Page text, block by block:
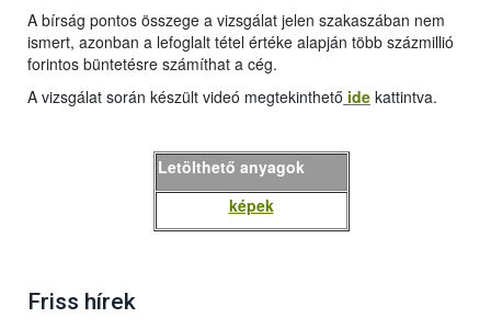
A bírság pontos összege a vizsgálat jelen szakaszában nem
ismert, azonban a lefoglalt tétel értéke alapján több százmillió
forintos büntetésre számíthat a cég.
A vizsgálat során készült videó megtekinthető ide kattintva.
Letölthető anyagok
képek
Friss hírek